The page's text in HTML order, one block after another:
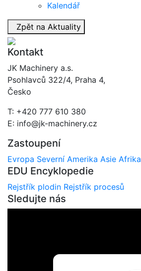
Kalendář
Zpět na Aktuality
Kontakt
JK Machinery a.s.
Psohlavců 322/4, Praha 4,
Česko
T: +420 777 610 380
E: info@jk-machinery.cz
Zastoupení
Evropa Severní Amerika Asie Afrika
EDU Encyklopedie
Rejstřík plodin Rejstřík procesů
Sledujte nás